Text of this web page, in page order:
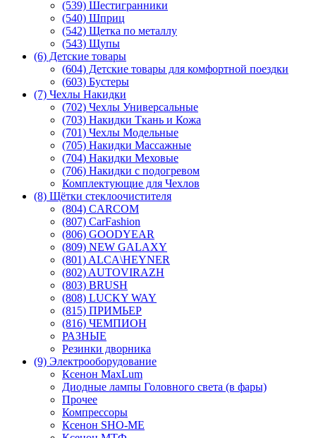
(539) Шестигранники
(540) Шприц
(542) Щетка по металлу
(543) Щупы
(6) Детские товары
(604) Детские товары для комфортной поездки
(603) Бустеры
(7) Чехлы Накидки
(702) Чехлы Универсальные
(703) Накидки Ткань и Кожа
(701) Чехлы Модельные
(705) Накидки Массажные
(704) Накидки Меховые
(706) Накидки с подогревом
Комплектующие для Чехлов
(8) Щётки стеклоочистителя
(804) CARCOM
(807) CarFashion
(806) GOODYEAR
(809) NEW GALAXY
(801) ALCA\HEYNER
(802) AUTOVIRAZH
(803) BRUSH
(808) LUCKY WAY
(815) ПРИМЬЕР
(816) ЧЕМПИОН
РАЗНЫЕ
Резинки дворника
(9) Электрооборудование
Ксенон MaxLum
Диодные лампы Головного света (в фары)
Прочее
Компрессоры
Ксенон SHO-ME